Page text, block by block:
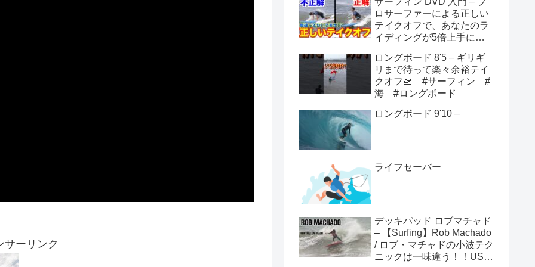
サーリンク
ロサーファーによる正しい
テイクオフで、あなたのラ
イディングが5倍上手にな
ロングボード 8'5 – ギリギ
リまで待って楽々余裕テイ
クオフ🛫 #サーフィン #
海 #ロングボード
ロングボード 9'10 –
ライフセーバー
デッキパッド ロブマチャド
– 【Surfing】Rob Machado
/ ロブ・マチャドの小波テク
ニックは一味違う！！USオ